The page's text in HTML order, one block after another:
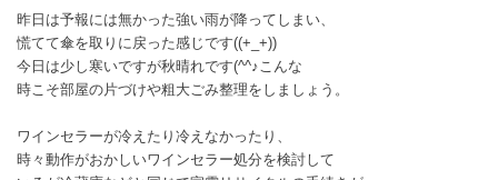
昨日は予報には無かった強い雨が降ってしまい、
慌てて傘を取りに戻った感じです((+_+))
今日は少し寒いですが秋晴れです(^^♪こんな
時こそ部屋の片づけや粗大ごみ整理をしましょう。
ワインセラーが冷えたり冷えなかったり、
時々動作がおかしいワインセラー処分を検討して